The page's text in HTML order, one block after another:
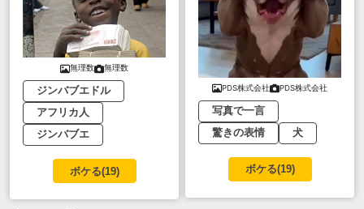
無理数 無理数
ジンバブエドル
アフリカ人
ジンバブエ
ボケる(19)
PDS株式会社 PDS株式会社
写真で一言
驚きの表情
犬
ボケる(19)